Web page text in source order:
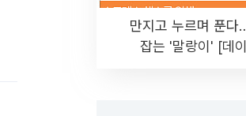
만지고 누르며 푼다
잡는 '말랑이' [데